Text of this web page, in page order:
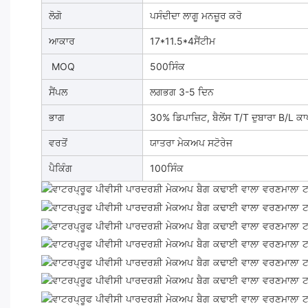
ਲੋਗੋ ਪਸੰਦੀਦਾ ਲਾਗੂ ਮਨਜ਼ੂਰ ਕਰੋ
ਆਕਾਰ 17*11.5*4ਸੈਂਟੀਮ
MOQ 500ਸਿੰਕ
ਸੈਂਪਲ ਲਗਭਗ 3-5 ਦਿਨ
ਭਾਗ 30% ਡਿਪਾਜ਼ਿਟ, ਬੈਲੇਂਸ T/T ਦੁਬਾਰਾ B/L
ਵਰਤੋਂ ਯਾਤਰਾ ਮੇਕਅਪ ਸਟੋਰੇਜ
ਪੈਕਿੰਗ 100ਸਿੰਕ